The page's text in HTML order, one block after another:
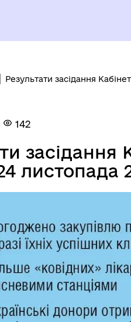
Результати засідання
142
засідання
листопада